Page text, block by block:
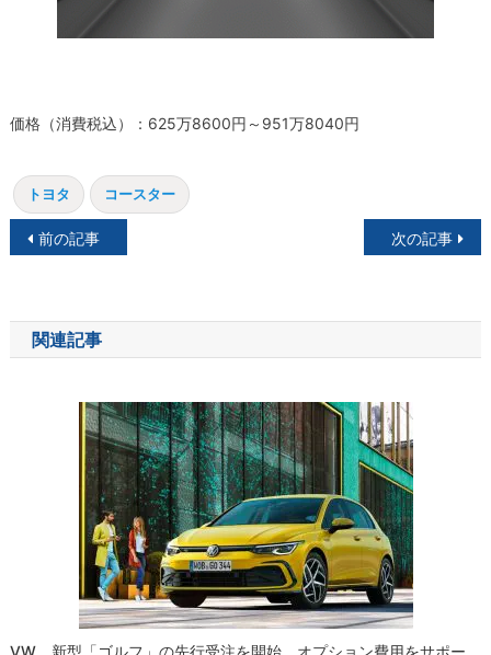
価格（消費税込）：625万8600円～951万8040円
トヨタ コースター
投
ナ
ビ
前の記事 次の記事
関連記事
VW、新型「ゴルフ」の先行受注を開始、オプション費用をサポー